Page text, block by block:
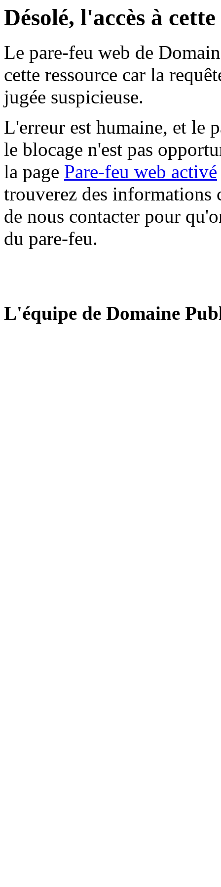
Désolé, l'accès à
Le pare-feu web de
cette ressource car la
jugée suspicieuse.
L'erreur est humaine, et le
le blocage n'est pas
la page Pare-feu web activé
trouverez des informations
de nous contacter pour
du pare-feu.
L'équipe de Domaine